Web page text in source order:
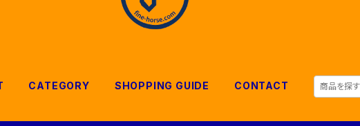
CATEGORY SHOPPING GUIDE CONTACT